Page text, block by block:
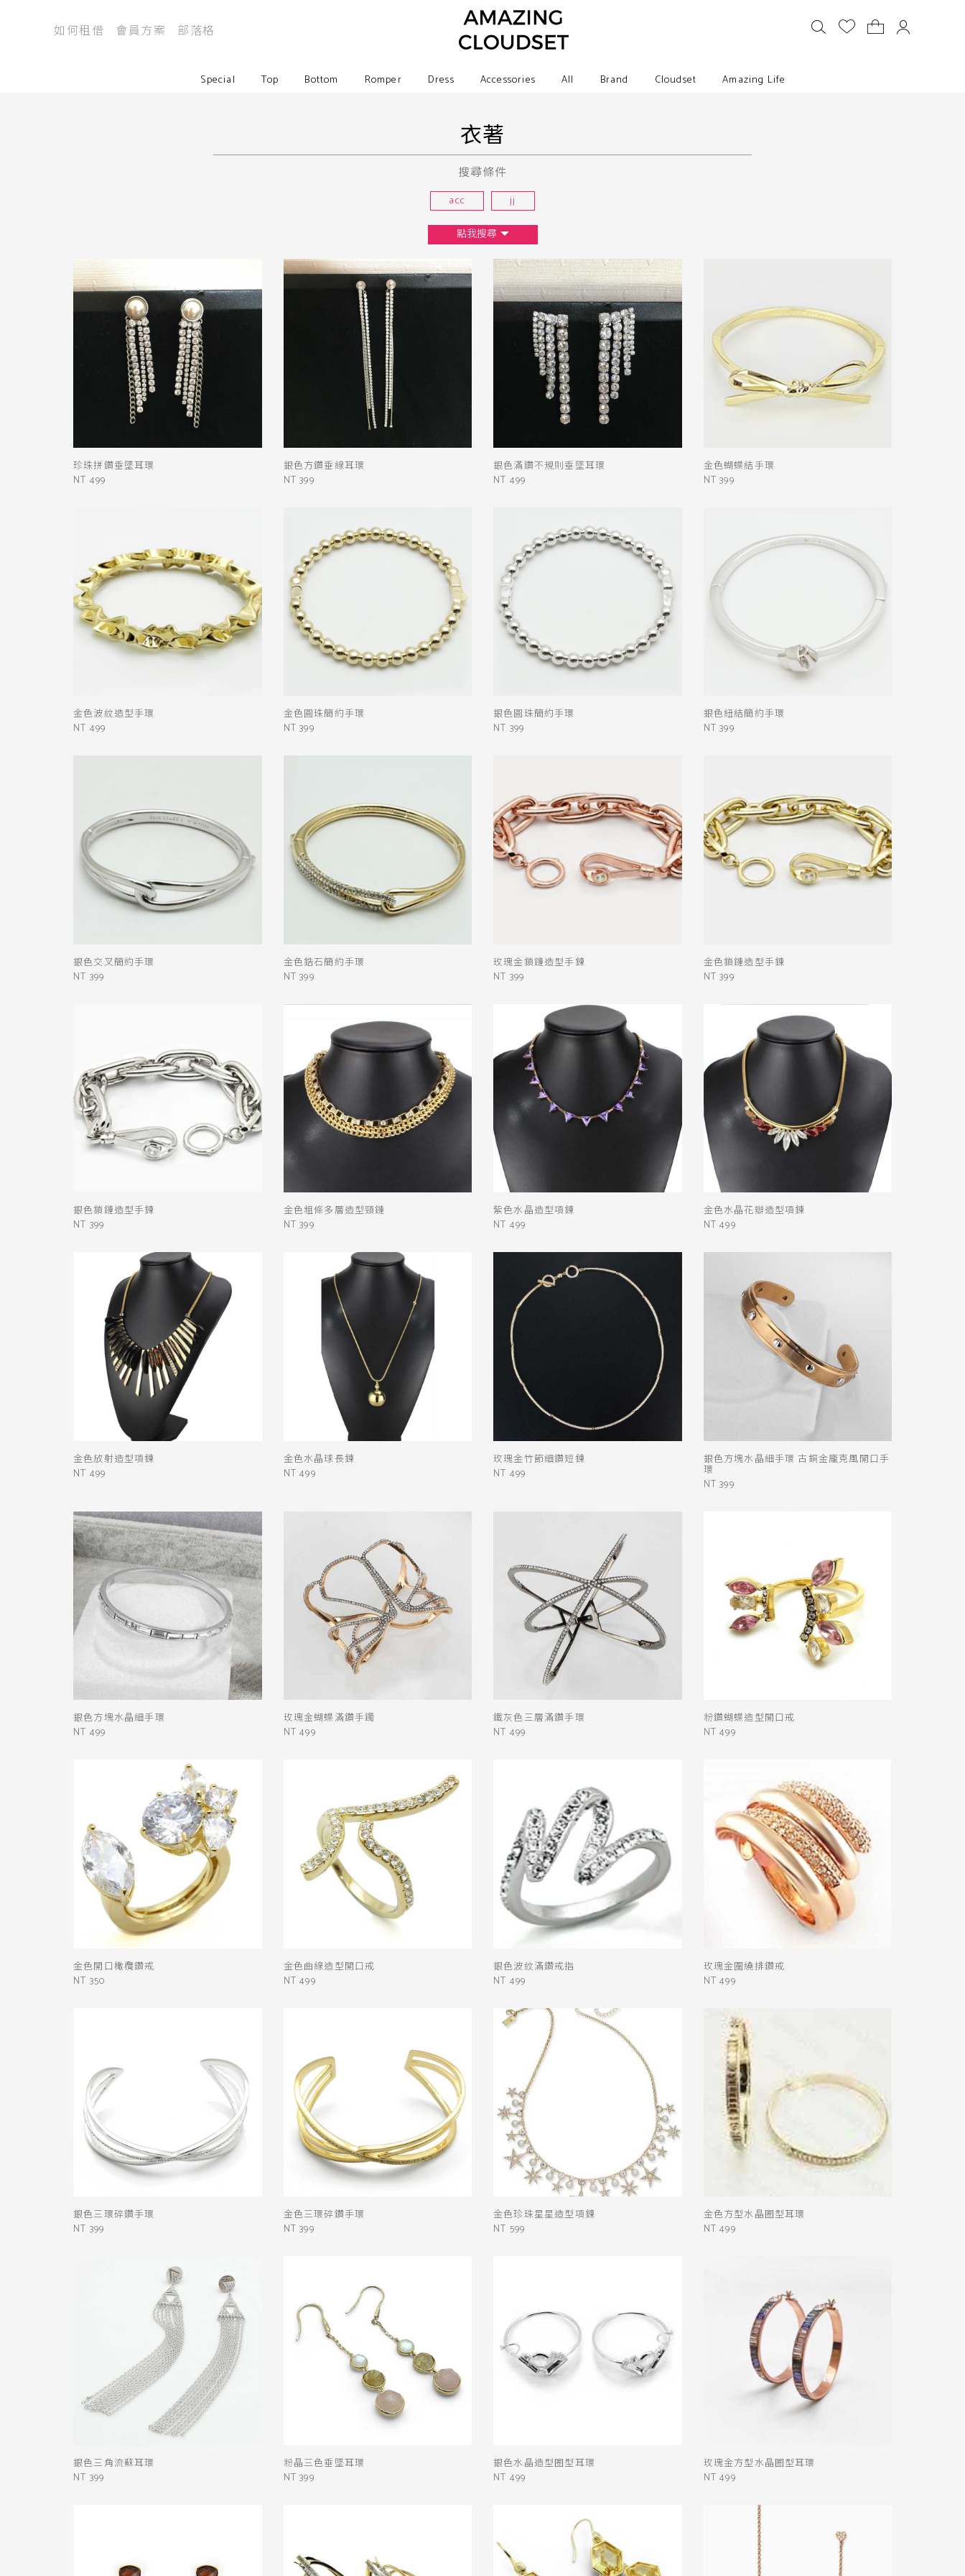
如何租借 會員方案 部落格
Special Top Bottom Romper Dress Accessories All Brand Cloudset Amazing Life
衣著
搜尋條件
acc jj
點我搜尋
尺寸
XS L F
黑 紫 金
格紋
閃閃惹人愛 鞋子
鞋
靴
珍珠拼鑽垂墜耳環
NT 499
銀色方鑽垂線耳環
NT 399
銀色滿鑽不規則垂墜耳環
NT 499
金色蝴蝶結手環
NT 399
金色波紋造型手環
NT 499
金色圓珠簡約手環
NT 399
銀色圓珠簡約手環
NT 399
銀色紐結簡約手環
NT 399
銀色交叉簡約手環
NT 399
金色鋯石簡約手環
NT 399
玫瑰金鎖鏈造型手鍊
NT 399
金色鎖鏈造型手鍊
NT 399
銀色鎖鏈造型手鍊
NT 399
金色粗條多層造型頸鏈
NT 399
紫色水晶造型項鍊
NT 499
金色水晶花瓣造型項鍊
NT 499
金色放射造型項鍊
NT 499
金色水晶球長鍊
NT 499
玫瑰金竹節細鑽短鍊
NT 499
銀色方塊水晶細手環 古銅金龐克風開口手
環
NT 399
銀色方塊水晶細手環
NT 499
玫瑰金蝴蝶滿鑽手鐲
NT 499
鐵灰色三層滿鑽手環
NT 499
粉鑽蝴蝶造型開口戒
NT 499
金色開口橄欖鑽戒
NT 350
金色曲線造型開口戒
NT 499
銀色波紋滿鑽戒指
NT 499
玫瑰金圍繞排鑽戒
NT 499
銀色三環碎鑽手環
NT 399
金色三環碎鑽手環
NT 399
金色珍珠星星造型項鍊
NT 599
金色方型水晶圈型耳環
NT 499
銀色三角流蘇耳環
NT 399
粉晶三色垂墜耳環
NT 399
銀色水晶造型圈型耳環
NT 499
玫瑰金方型水晶圈型耳環
NT 499